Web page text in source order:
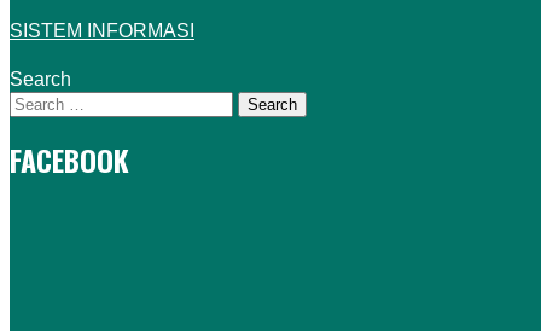
SISTEM INFORMASI
Search
FACEBOOK